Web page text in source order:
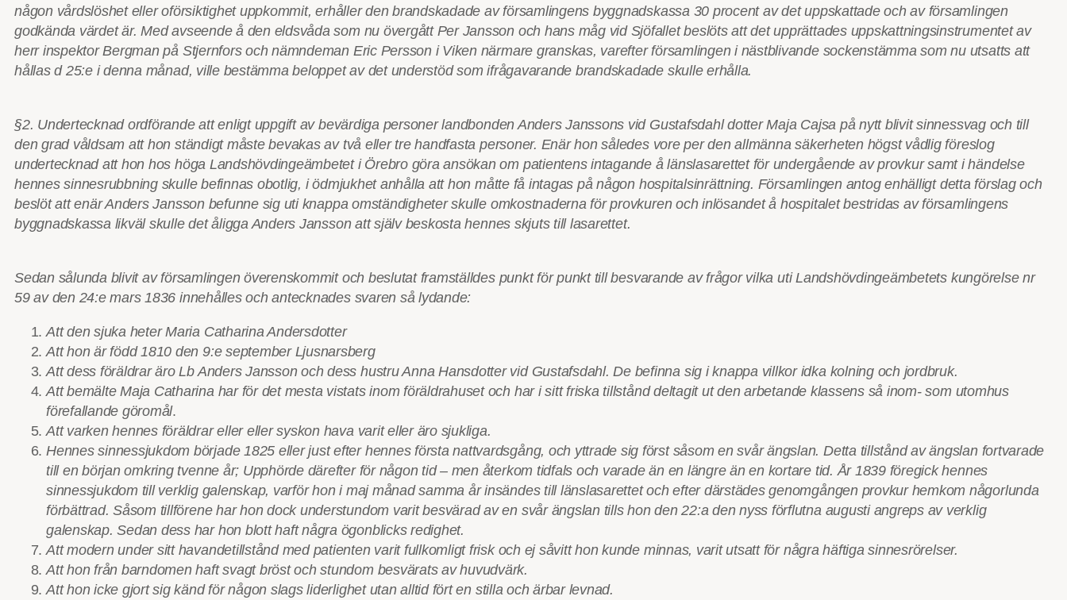
någon vårdslöshet eller oförsiktighet uppkommit, erhåller den brandskadade av församlingens byggnadskassa 30 procent av det uppskattade och av församlingen
godkända värdet är. Med avseende å den eldsvåda som nu övergått Per Jansson och hans måg vid Sjöfallet beslöts att det upprättades uppskattningsinstrumentet av
herr inspektor Bergman på Stjernfors och nämndeman Eric Persson i Viken närmare granskas, varefter församlingen i nästblivande sockenstämma som nu utsatts att
hållas d 25:e i denna månad, ville bestämma beloppet av det understöd som ifrågavarande brandskadade skulle erhålla.
§2. Undertecknad ordförande att enligt uppgift av bevärdiga personer landbonden Anders Janssons vid Gustafsdahl dotter Maja Cajsa på nytt blivit sinnessvag och till
den grad våldsam att hon ständigt måste bevakas av två eller tre handfasta personer. Enär hon således vore per den allmänna säkerheten högst vådlig föreslog
undertecknad att hon hos höga Landshövdingeämbetet i Örebro göra ansökan om patientens intagande å länslasarettet för undergående av provkur samt i händelse
hennes sinnesrubbning skulle befinnas obotlig, i ödmjukhet anhålla att hon måtte få intagas på någon hospitalsinrättning. Församlingen antog enhälligt detta förslag och
beslöt att enär Anders Jansson befunne sig uti knappa omständigheter skulle omkostnaderna för provkuren och inlösandet å hospitalet bestridas av församlingens
byggnadskassa likväl skulle det åligga Anders Jansson att själv beskosta hennes skjuts till lasarettet.
Sedan sålunda blivit av församlingen överenskommit och beslutat framställdes punkt för punkt till besvarande av frågor vilka uti Landshövdingeämbetets kungörelse nr
59 av den 24:e mars 1836 innehålles och antecknades svaren så lydande:
Att den sjuka heter Maria Catharina Andersdotter
Att hon är född 1810 den 9:e september Ljusnarsberg
Att dess föräldrar äro Lb Anders Jansson och dess hustru Anna Hansdotter vid Gustafsdahl. De befinna sig i knappa villkor idka kolning och jordbruk.
Att bemälte Maja Catharina har för det mesta vistats inom föräldrahuset och har i sitt friska tillstånd deltagit ut den arbetande klassens så inom- som utomhus
förefallande göromål.
Att varken hennes föräldrar eller eller syskon hava varit eller äro sjukliga.
Hennes sinnessjukdom började 1825 eller just efter hennes första nattvardsgång, och yttrade sig först såsom en svår ängslan. Detta tillstånd av ängslan fortvarade
till en början omkring tvenne år; Upphörde därefter för någon tid – men återkom tidfals och varade än en längre än en kortare tid. År 1839 föregick hennes
sinnessjukdom till verklig galenskap, varför hon i maj månad samma år insändes till länslasarettet och efter därstädes genomgången provkur hemkom någorlunda
förbättrad. Såsom tillförene har hon dock understundom varit besvärad av en svår ängslan tills hon den 22:a den nyss förflutna augusti angreps av verklig
galenskap. Sedan dess har hon blott haft några ögonblicks redighet.
Att modern under sitt havandetillstånd med patienten varit fullkomligt frisk och ej såvitt hon kunde minnas, varit utsatt för några häftiga sinnesrörelser.
Att hon från barndomen haft svagt bröst och stundom besvärats av huvudvärk.
Att hon icke gjort sig känd för någon slags liderlighet utan alltid fört en stilla och ärbar levnad.